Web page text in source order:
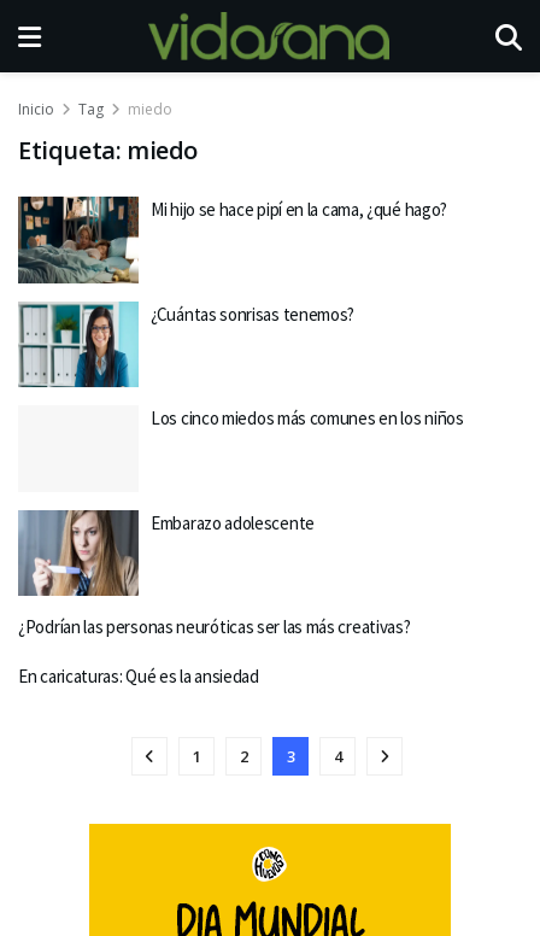
Inicio Tag miedo
Etiqueta: miedo
Mi hijo se hace pipí en la cama, ¿qué hago?
¿Cuántas sonrisas tenemos?
Los cinco miedos más comunes en los niños
Embarazo adolescente
¿Podrían las personas neuróticas ser las más creativas?
En caricaturas: Qué es la ansiedad
1 2 3 4